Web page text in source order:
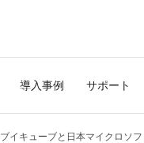
導入事例 サポート
ブイキューブと日本マイクロソ